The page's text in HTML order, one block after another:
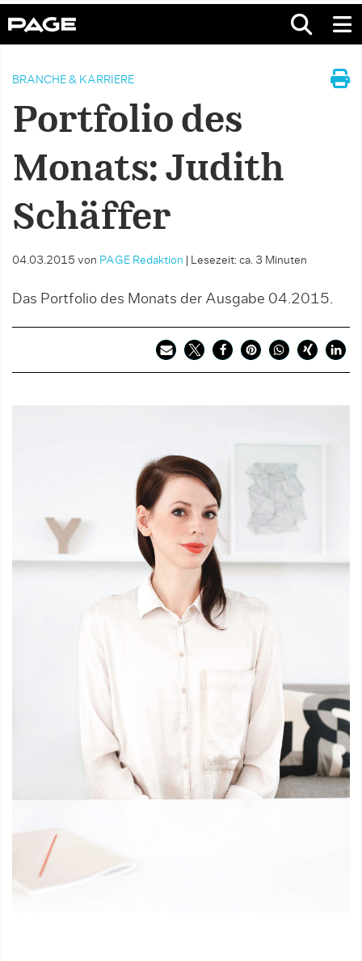
BRANCHE & KARRIERE
Portfolio des
Monats: Judith
Schäffer
04.03.2015 von PAGE Redaktion Lesezeit: ca. 3 Minuten
Das Portfolio des Monats der Ausgabe 04.2015.